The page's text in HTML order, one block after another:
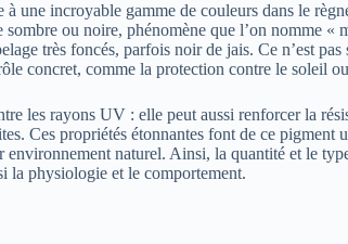
à une incroyable gamme de couleurs dans le
ou noire, phénomène que l’on nomme «
très foncés, parfois noir de jais. Ce n’est
concret, comme la protection contre le soleil
les rayons UV : elle peut aussi renforcer la
Ces propriétés étonnantes font de ce pigment
environnement naturel. Ainsi, la quantité et le
la physiologie et le comportement.